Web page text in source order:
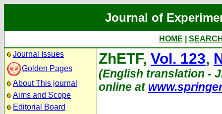
Journal of
HOME
Journal Issues
Golden Pages
About This journal
Aims and Scope
Editorial Board
ZhETF, Vol. 123,
(English translation -
online at